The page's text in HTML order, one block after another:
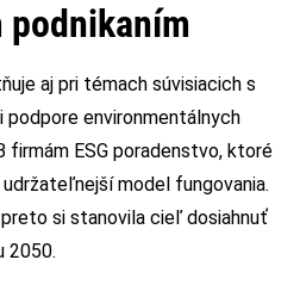
aj pri témach súvisiacich s
podpore environmentálnych
firmám ESG poradenstvo, ktoré
model fungovania.
si stanovila cieľ dosiahnuť
2050.